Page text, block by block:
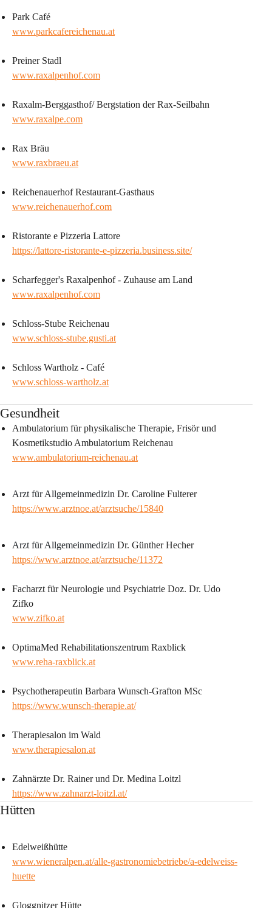
Park Café
www.parkcafereichenau.at
Preiner Stadl
www.raxalpenhof.com
Raxalm-Berggasthof/ Bergstation der Rax-Seilbahn
www.raxalpe.com
Rax Bräu
www.raxbraeu.at
Reichenauerhof Restaurant-Gasthaus
www.reichenauerhof.com
Ristorante e Pizzeria Lattore
https://lattore-ristorante-e-pizzeria.business.site/
Scharfegger's Raxalpenhof - Zuhause am Land
www.raxalpenhof.com
Schloss-Stube Reichenau
www.schloss-stube.gusti.at
Schloss Wartholz - Café
www.schloss-wartholz.at
Gesundheit
Ambulatorium für physikalische Therapie, Frisör und
Kosmetikstudio Ambulatorium Reichenau
www.ambulatorium-reichenau.at
Arzt für Allgemeinmedizin Dr. Caroline Fulterer
https://www.arztnoe.at/arztsuche/15840
Arzt für Allgemeinmedizin Dr. Günther Hecher
https://www.arztnoe.at/arztsuche/11372
Facharzt für Neurologie und Psychiatrie Doz. Dr. Udo
Zifko
www.zifko.at
OptimaMed Rehabilitationszentrum Raxblick
www.reha-raxblick.at
Psychotherapeutin Barbara Wunsch-Grafton MSc
https://www.wunsch-therapie.at/
Therapiesalon im Wald
www.therapiesalon.at
Zahnärzte Dr. Rainer und Dr. Medina Loitzl
https://www.zahnarzt-loitzl.at/
Hütten
Edelweißhütte
www.wieneralpen.at/alle-gastronomiebetriebe/a-edelweiss-
huette
Gloggnitzer Hütte